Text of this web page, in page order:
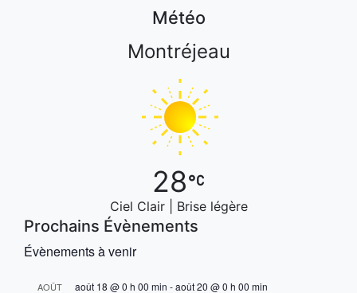
Météo
Montréjeau
28
Ciel Clair | Brise légère
Prochains Évènements
Évènements à venir
AOÛT août 18 @ 0 h 00 min -août 20 @ 0 h 00 min